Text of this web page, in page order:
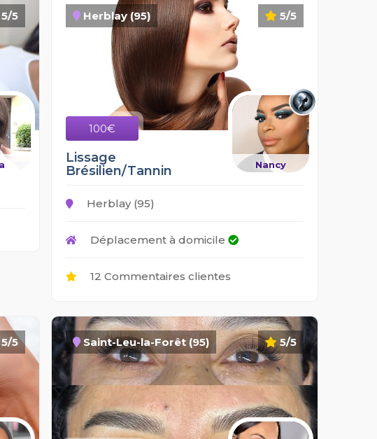
5/5 5/5
Herblay (95)
100€
Nancy
Lissage
Brésilien/Tannin
Herblay (95)
Déplacement à domicile
12 Commentaires clientes
5/5 5/5
Saint-Leu-la-Forêt (95)